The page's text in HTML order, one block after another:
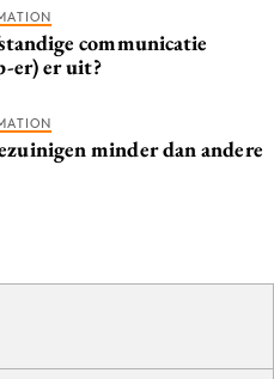
communicatie
er) er uit?
minder dan andere